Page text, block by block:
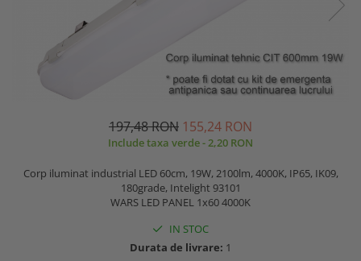
197,48 RON 155,24 RON
Include taxa verde - 2,20 RON
Corp iluminat industrial LED 60cm, 19W, 2100lm, 4000K, IP65, IK09,
180grade, Intelight 93101
WARS LED PANEL 1x60 4000K
IN STOC
Durata de livrare: 1